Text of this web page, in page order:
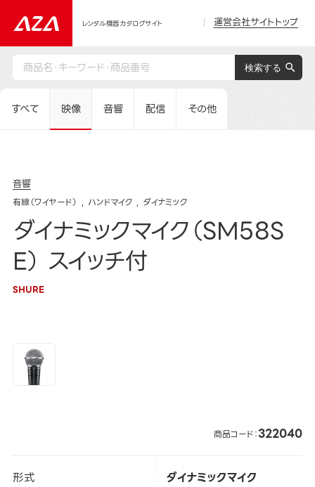
レンタル機器カタログサイト 運営会社サイトトップ
すべて 映像 音響 配信 その他
音響
有線（ワイヤード） ハンドマイク ダイナミック
ダイナミックマイク（SM58S
E） スイッチ付
SHURE
商品コード：322040
形式 ダイナミックマイク